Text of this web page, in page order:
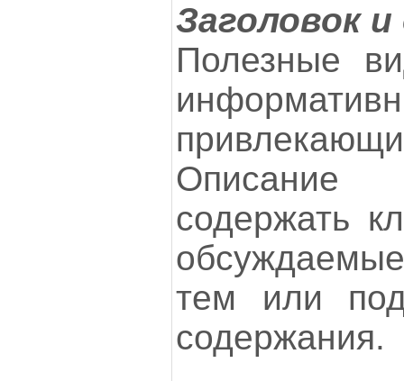
Заголовок
Полезные
содержать
тем или
содержания.